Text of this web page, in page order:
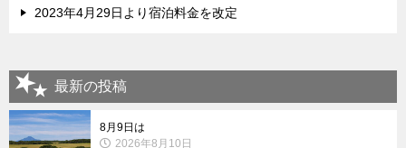
2023年4月29日より宿泊料金を改定
最新の投稿
8月9日は
2026年8月10日